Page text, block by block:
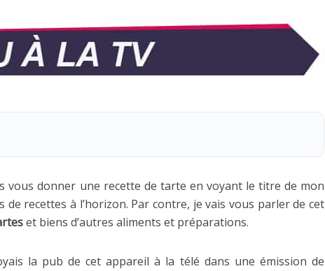
vous donner une recette de tarte en voyant le titre de mon
de recettes à l’horizon. Par contre, je vais vous parler de cet
et biens d’autres aliments et préparations.
la pub de cet appareil à la télé dans une émission de